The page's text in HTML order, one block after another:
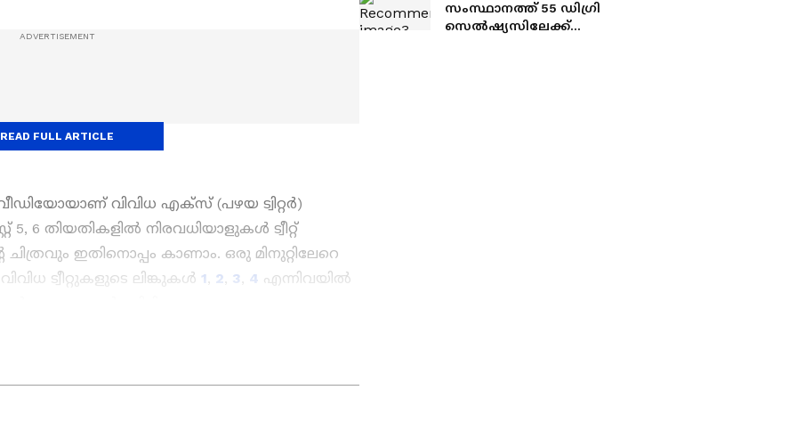
വീഡിയോയാണ് വിവിധ എക്‌സ് (പഴയ ട്വിറ്റര്‍)
6 തിയതികളില്‍ നിരവധിയാളുകള്‍ ട്വീറ്റ്
ഇതിനൊപ്പം കാണാം. ഒരു മിനുറ്റിലേറെ
ട്വീറ്റുകളുടെ ലിങ്കുകള്‍ 1 2 3 4 എന്നിവയില്‍
READ FULL ARTICLE
വാട്സ്ആപ്പിലും വേഗത്തിൽ
സംസ്ഥാനത്ത് 55 ഡിഗ്രി
സെല്‍ഷ്യസിലേക്ക്